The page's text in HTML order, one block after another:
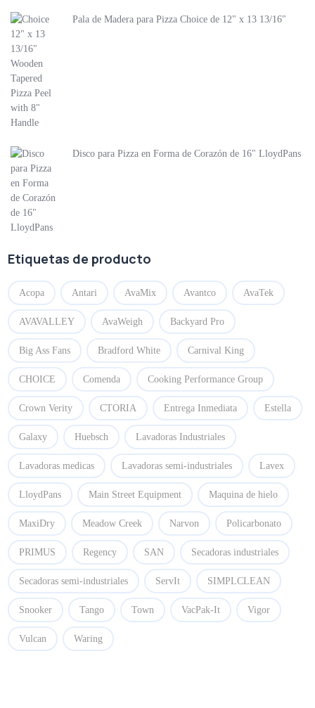
Pala de Madera para Pizza Choice de 12" x 13 13/16"
Disco para Pizza en Forma de Corazón de 16" LloydPans
Etiquetas de producto
Acopa Antari AvaMix Avantco AvaTek
AVAVALLEY AvaWeigh Backyard Pro
Big Ass Fans Bradford White Carnival King
CHOICE Comenda Cooking Performance Group
Crown Verity CTORIA Entrega Inmediata Estella
Galaxy Huebsch Lavadoras Industriales
Lavadoras medicas Lavadoras semi-industriales Lavex
LloydPans Main Street Equipment Maquina de hielo
MaxiDry Meadow Creek Narvon Policarbonato
PRIMUS Regency SAN Secadoras industriales
Secadoras semi-industriales ServIt SIMPLCLEAN
Snooker Tango Town VacPak-It Vigor
Vulcan Waring